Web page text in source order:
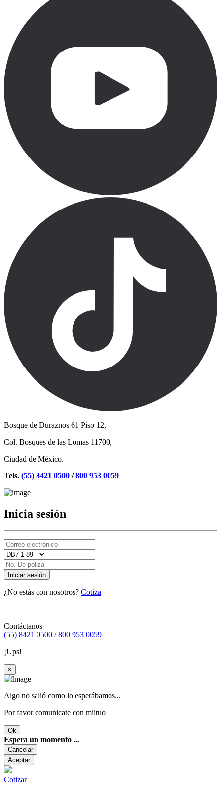
Bosque de Duraznos 61 Piso 12,
Col. Bosques de las Lomas 11700,
Ciudad de México.
Tels. (55) 8421 0500 /800 953 0059
Inicia sesión
Iniciar sesión
¿No estás con nosotros? Cotiza
Contáctanos
(55) 8421 0500 / 800 953 0059
¡Ups!
×
Algo no salió como lo esperábamos...
Por favor comunicate con miituo
Ok
Espera un momento ...
Cancelar
Aceptar
Cotizar